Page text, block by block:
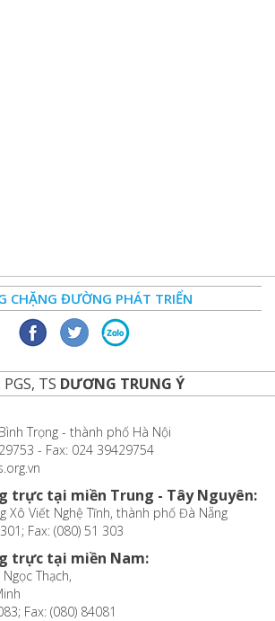
CHẶNG ĐƯỜNG PHÁT TRIỂN
TS DƯƠNG TRUNG Ý
Trọng - thành phố Hà Nội
- Fax: 024 39429754
trực tại miền Trung - Tây Nguyên:
Xô Viết Nghệ Tĩnh, thành phố Đà Nẵng
Fax: (080) 51 303
trực tại miền Nam:
Thạch,
Fax: (080) 84081